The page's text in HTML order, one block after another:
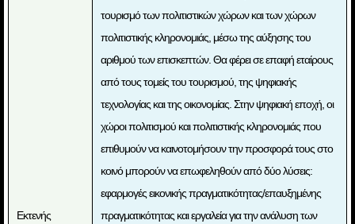
Εκτενής
τουρισμό των πολιτιστικών χώρων και των χώρων
πολιτιστικής κληρονομιάς, μέσω της αύξησης του
αριθμού των επισκεπτών. Θα φέρει σε επαφή εταίρους
από τους τομείς του τουρισμού, της ψηφιακής
τεχνολογίας και της οικονομίας. Στην ψηφιακή εποχή, οι
χώροι πολιτισμού και πολιτιστικής κληρονομιάς που
επιθυμούν να καινοτομήσουν την προσφορά τους στο
κοινό μπορούν να επωφεληθούν από δύο λύσεις:
εφαρμογές εικονικής πραγματικότητας/επαυξημένης
πραγματικότητας και εργαλεία για την ανάλυση των